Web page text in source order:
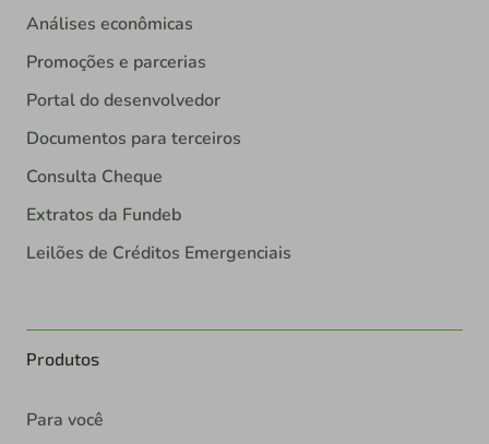
Análises econômicas
Promoções e parcerias
Portal do desenvolvedor
Documentos para terceiros
Consulta Cheque
Extratos da Fundeb
Leilões de Créditos Emergenciais
Produtos
Para você